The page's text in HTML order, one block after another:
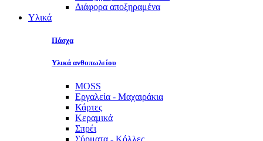
Διάφορα αποξηραμένα
Υλικά
Πάσχα
Υλικά ανθοπωλείου
MOSS
Εργαλεία - Μαχαιράκια
Κάρτες
Κεραμικά
Σπρέι
Σύρματα - Κόλλες